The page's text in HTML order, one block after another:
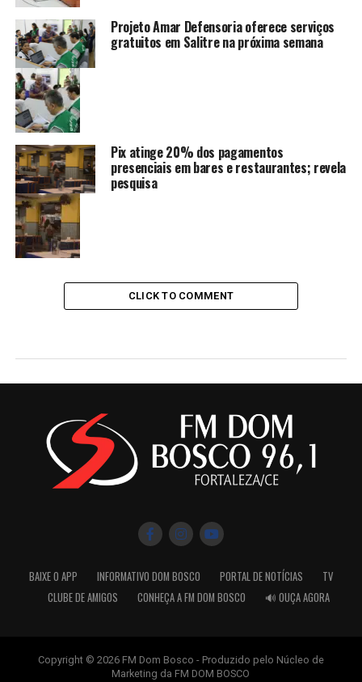
Projeto Amar Defensoria oferece serviços
gratuitos em Salitre na próxima semana
Pix atinge 20% dos pagamentos
presenciais em bares e restaurantes; revela
pesquisa
CLICK TO COMMENT
BAIXE O APP INFORMATIVO DOM BOSCO PORTAL DE NOTÍCIAS
TV
CLUBE DE AMIGOS
CONHEÇA A FM DOM BOSCO 🔊 OUÇA AGORA
Copyright © 2026 FM Dom Bosco - Produzido pelo Núcleo de
Marketing da FM DOM BOSCO